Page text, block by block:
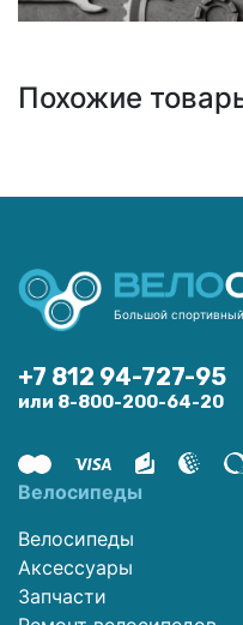
Похожие
Большой
+7 812 94-727-95
или 8-800-200-64-20
Велосипеды
Велосипеды
Аксессуары
Запчасти